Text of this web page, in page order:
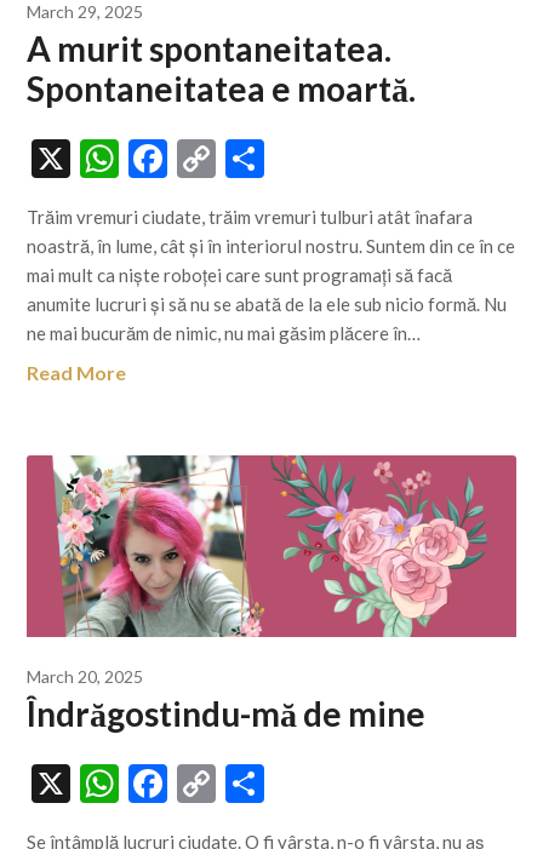
March 29, 2025
A murit spontaneitatea.
Spontaneitatea e moartă.
X WhatsApp
Facebook
Copy
Trăim vremuri ciudate, trăim vremuri tulburi atât înafara
noastră, în lume, cât și în interiorul nostru. Suntem din ce în ce
mai mult ca niște roboței care sunt programați să facă
anumite lucruri și să nu se abată de la ele sub nicio formă. Nu
ne mai bucurăm de nimic, nu mai găsim plăcere în…
Read More
March 20, 2025
Îndrăgostindu-mă de mine
X WhatsApp
Facebook
Copy
Se întâmplă lucruri ciudate. O fi vârsta, n-o fi vârsta, nu aș